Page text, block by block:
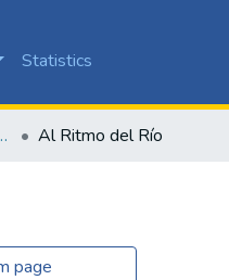
Statistics
Visual Al Ritmo del Río
page